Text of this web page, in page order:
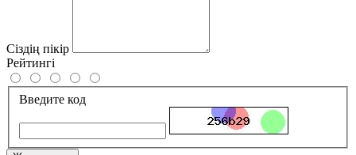
Сіздің пікір
Рейтингі
Введите код